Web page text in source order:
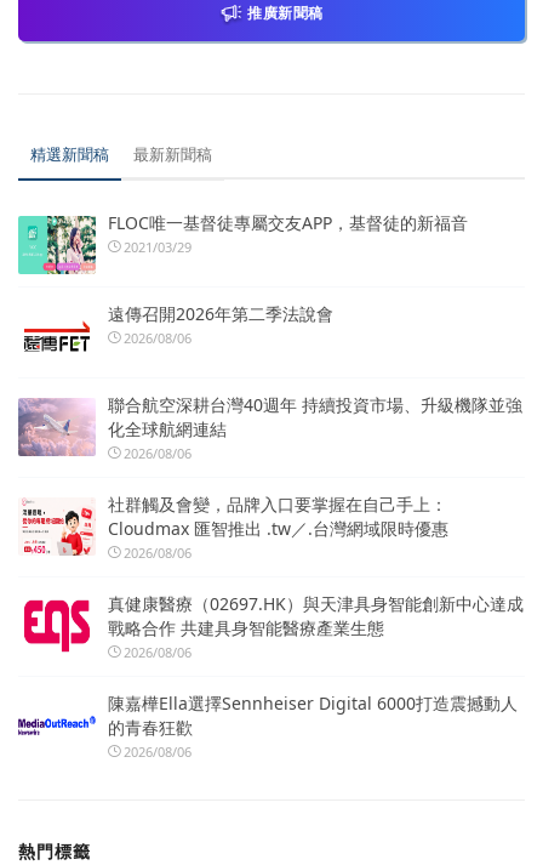
推廣新聞稿
精選新聞稿 最新新聞稿
FLOC唯一基督徒專屬交友APP，基督徒的新福音
2021/03/29
遠傳召開2026年第二季法說會
2026/08/06
聯合航空深耕台灣40週年 持續投資市場、升級機隊並強
化全球航網連結
2026/08/06
社群觸及會變，品牌入口要掌握在自己手上：
Cloudmax 匯智推出 .tw／.台灣網域限時優惠
2026/08/06
真健康醫療（02697.HK）與天津具身智能創新中心達成
戰略合作 共建具身智能醫療產業生態
2026/08/06
陳嘉樺Ella選擇Sennheiser Digital 6000打造震撼動人
的青春狂歡
2026/08/06
熱門標籤